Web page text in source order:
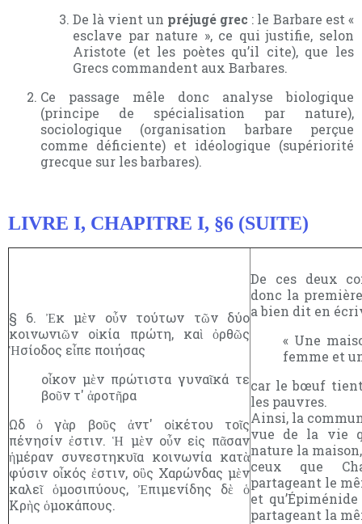
De là vient un préjugé grec : le Barbare est «
esclave par nature », ce qui justifie, selon
Aristote (et les poètes qu’il cite), que les
Grecs commandent aux Barbares.
Ce passage mêle donc analyse biologique
(principe de spécialisation par nature),
sociologique (organisation barbare perçue
comme déficiente) et idéologique (supériorité
grecque sur les barbares).
LIVRE I, CHAPITRE I, §6 (SUITE)
§ 6. Ἐκ μὲν οὖν τούτων τῶν δύο
κοινωνιῶν οἰκία πρώτη, καὶ ὀρθῶς
Ἡσίοδος εἶπε ποιήσας
οἶκον μὲν πρώτιστα γυναῖκά τε
βοῦν τ' ἀροτῆρα
Ωδ ὁ γὰρ βοῦς ἀντ' οἰκέτου τοῖς
πένησίν ἐστιν. Ἡ μὲν οὖν εἰς πᾶσαν
ἡμέραν συνεστηκυῖα κοινωνία κατὰ
φύσιν οἶκός ἐστιν, οὓς Χαρώνδας μὲν
καλεῖ ὁμοσιπύους, Ἐπιμενίδης δὲ ὁ
Κρὴς ὁμοκάπους.
De ces deux
donc la
a bien dit en
« Une
femme et
car le bœuf tient
les pauvres.
Ainsi, la
vue de la vie
nature la maison,
ceux que
partageant le
et
partageant la